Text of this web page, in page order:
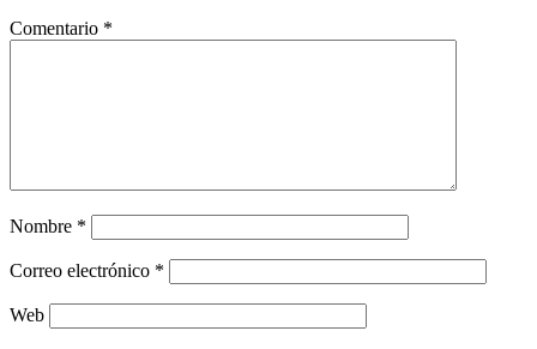
Comentario *
Nombre *
Correo electrónico *
Web